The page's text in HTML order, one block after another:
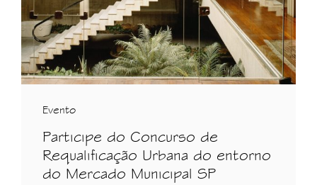
Evento
Participe do Concurso de
Requalificação Urbana do entorno
do Mercado Municipal SP